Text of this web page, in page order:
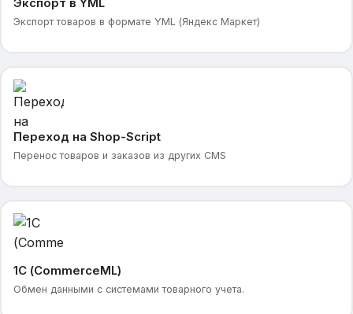
Экспорт товаров в формате YML (Яндекс Маркет)
Переход на Shop-Script
Перенос товаров и заказов из других CMS
1С (CommerceML)
Обмен данными с системами товарного учета.